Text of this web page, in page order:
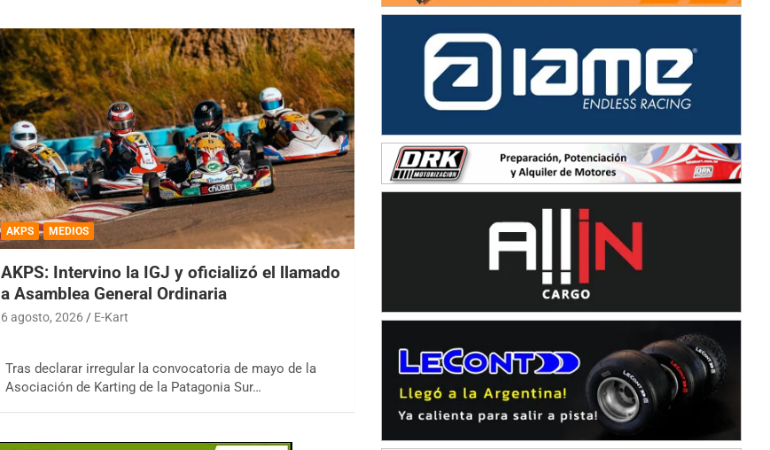
AKPS MEDIOS
AKPS: Intervino la IGJ y oficializó el llamado
a Asamblea General Ordinaria
6 agosto, 2026 E-Kart
Tras declarar irregular la convocatoria de mayo de la
Asociación de Karting de la Patagonia Sur…
KDO - F6
Ciudad de Trenque Lauquen (Asfalto)
Trenque Lauquen (Buenos Aires)
ENTRERRIANO - F6 (POSTERGADA)
Villaguay (Entre Ríos)
VICTORIENSE - F7
El Cerro (Tierra)
Moto Club Reginense (Tierra)
Gral. E. Godoy (Río Negro)
Juventud Unida (Tierra)
NORESTE SANTAFESINO - F6
Ciudad de Avellaneda (Asfalto)
Avellaneda (Santa Fe)